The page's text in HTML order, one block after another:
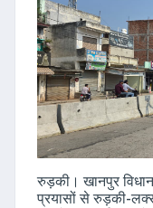
रुड़की। खानपुर
प्रयासों से रुड़की-